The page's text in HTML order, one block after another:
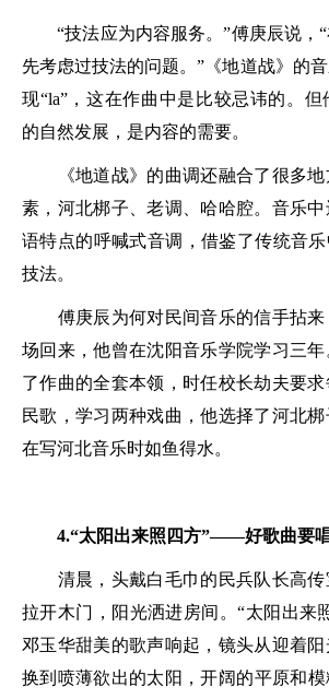
“技法应为内容服务。”傅庚辰说，“
先考虑过技法的问题。”《地道战》的
现“la”，这在作曲中是比较忌讳的。
的自然发展，是内容的需要。
《地道战》的曲调还融合了很多地
素，河北梆子、老调、哈哈腔。音乐
语特点的呼喊式音调，借鉴了传统音
技法。
傅庚辰为何对民间音乐的信手拈来
场回来，他曾在沈阳音乐学院学习三
了作曲的全套本领，时任校长劫夫要
民歌，学习两种戏曲，他选择了河北
在写河北音乐时如鱼得水。
4.“太阳出来照四方”——好歌曲要唱
清晨，头戴白毛巾的民兵队长高传
拉开木门，阳光洒进房间。“太阳出
邓玉华甜美的歌声响起，镜头从迎着
换到喷薄欲出的太阳，开阔的平原和